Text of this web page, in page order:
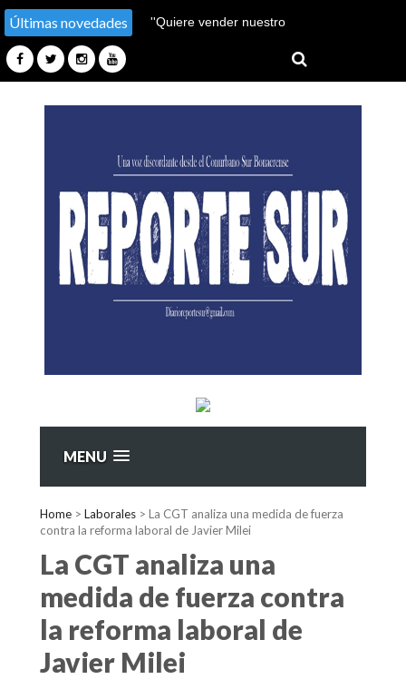
Últimas novedades
''Hay un millón de pobres
MENU
Home > Laborales > La CGT analiza una medida de fuerza
contra la reforma laboral de Javier Milei
La CGT analiza una
medida de fuerza contra
la reforma laboral de
Javier Milei